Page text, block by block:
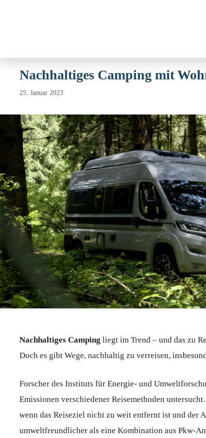
Inhalt
springenNachhaltiges Camping mit
25. Januar 2023
Nachhaltiges Camping liegt im Trend – und das zu
Doch es gibt Wege, nachhaltig zu verreisen,
Forscher des Instituts für Energie- und
Emissionen verschiedener Reisemethoden
wenn das Reiseziel nicht zu weit entfernt ist und der
umweltfreundlicher als eine Kombination aus Pkw-